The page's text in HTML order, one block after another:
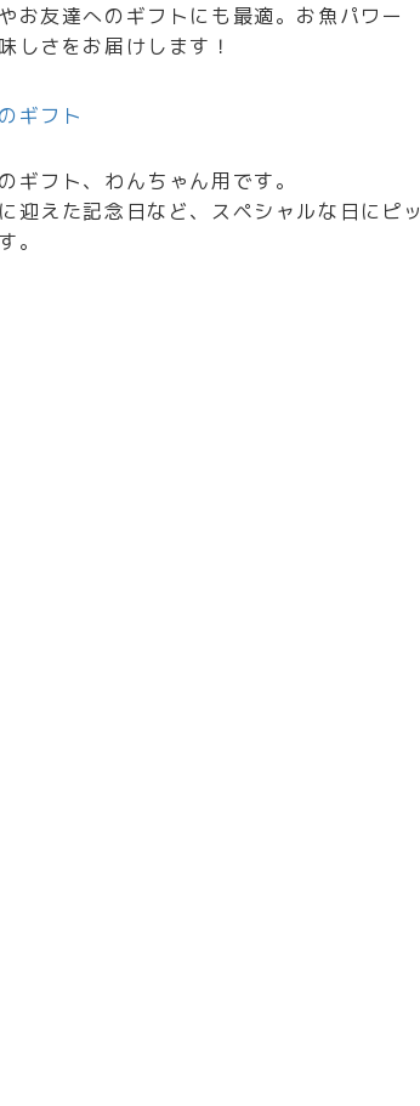
お友達へのギフトにも最適。お魚パワー
しさをお届けします！
ギフト
ギフト、わんちゃん用です。
迎えた記念日など、スペシャルな日にピッ
。